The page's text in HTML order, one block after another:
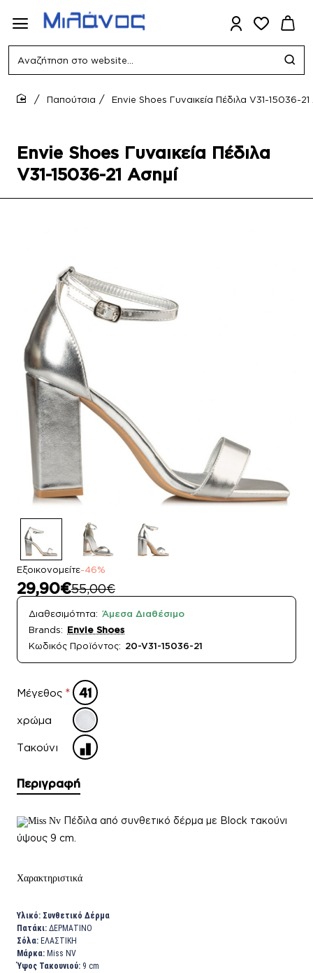
Αναζήτηση
website...
Envie Shoes Γυναικεία Πέδιλα
V31-15036-21 Ασημί
Παπούτσια Envie Shoes Γυναικεία Πέδιλα V31-15036-21
Εξοικονομείτε-46%
29,90€55,00€
Διαθεσιμότητα: Άμεσα Διαθέσιμο
Brands: Envie Shoes
Κωδικός Προϊόντος: 20-V31-15036-21
Μέγεθος
χρώμα
Τακούνι
Περιγραφή
Miss Nv Πέδιλα από συνθετικό δέρμα με Block τακούνι
ύψους 9 cm.
Χαρακτηριστικά
Υλικό: Συνθετικό Δέρμα
Πατάκι: ΔΕΡΜΑΤΙΝΟ
Σόλα: ΕΛΑΣΤΙΚΗ
Μάρκα: Miss NV
Ύψος Τακουνιού: 9 cm